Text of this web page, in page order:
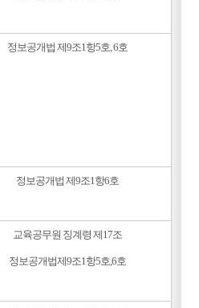
정보공개법 제9조1항5호, 6호
정보공개법 제9조1항6호
교육공무원 징계령 제17조
정보공개법제9조1항5호,6호